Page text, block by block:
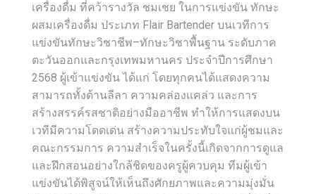
เครื่องดื่ม ที่คว้ารางวัล ชมเชย ในการแข่งขัน ทักษะ
ผสมเครื่องดื่ม ประเภท Flair Bartender บนเวทีการ
แข่งขันทักษะวิชาชีพ–ทักษะวิชาพื้นฐาน ระดับภาค
ตะวันออกและกรุงเทพมหานคร ประจำปีการศึกษา
2568 ผู้เข้าแข่งขัน ได้แก่ โดยทุกคนได้แสดงความ
สามารถทั้งด้านลีลา ความคล่องแคล่ว และการ
สร้างสรรค์รสชาติอย่างมืออาชีพ ทำให้การแสดงบน
เวทีมีความโดดเด่น สร้างความประทับใจแก่ผู้ชมและ
คณะกรรมการ ความสำเร็จในครั้งนี้เกิดจากการดูแล
และฝึกสอนอย่างใกล้ชิดของครูผู้ควบคุม ทีมผู้เข้า
แข่งขันได้พิสูจน์ให้เห็นถึงศักยภาพและความมุ่งมั่น